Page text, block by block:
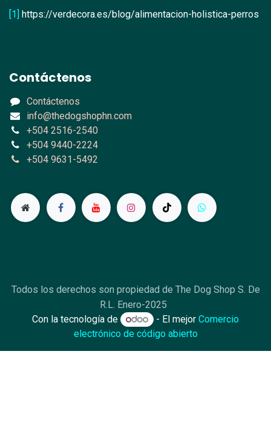
[1] https://verdecora.es/blog/alimentacion-holistica-perros
Contáctenos
Contáctenos
info@thedogshophn.com
+504 2516-2540
+504 9440-2224
+504 9631-5492
Todos los derechos son propiedad de The Dog Shop S. De
R.L. Enero-2025
Con la tecnología de
- El mejor Comercio
electrónico de código abierto